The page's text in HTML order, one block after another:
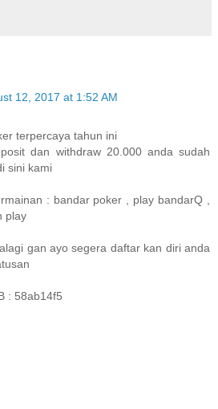
12, 2017 at 1:52 AM
terpercaya tahun ini
dan withdraw 20.000 anda sudah
sini kami
: bandar poker , play bandarQ ,
play
gan ayo segera daftar kan diri anda
: 58ab14f5